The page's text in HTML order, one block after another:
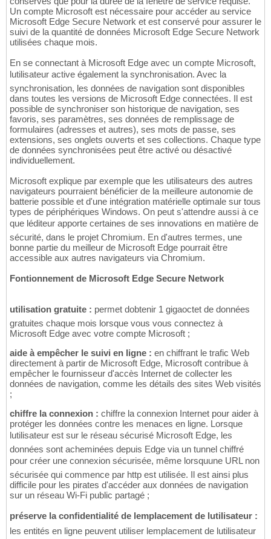
Un compte Microsoft est nécessaire pour accéder au service
Microsoft Edge Secure Network et est conservé pour assurer le
suivi de la quantité de données Microsoft Edge Secure Network
utilisées chaque mois.
En se connectant à Microsoft Edge avec un compte Microsoft,
lutilisateur active également la synchronisation. Avec la
synchronisation, les données de navigation sont disponibles
dans toutes les versions de Microsoft Edge connectées. Il est
possible de synchroniser son historique de navigation, ses
favoris, ses paramètres, ses données de remplissage de
formulaires (adresses et autres), ses mots de passe, ses
extensions, ses onglets ouverts et ses collections. Chaque type
de données synchronisées peut être activé ou désactivé
individuellement.
Microsoft explique par exemple que les utilisateurs des autres
navigateurs pourraient bénéficier de la meilleure autonomie de
batterie possible et d'une intégration matérielle optimale sur tous
types de périphériques Windows. On peut s'attendre aussi à ce
que léditeur apporte certaines de ses innovations en matière de
sécurité, dans le projet Chromium. En d'autres termes, une
bonne partie du meilleur de Microsoft Edge pourrait être
accessible aux autres navigateurs via Chromium.
Fontionnement de Microsoft Edge Secure Network
utilisation gratuite : permet dobtenir 1 gigaoctet de données
gratuites chaque mois lorsque vous vous connectez à
Microsoft Edge avec votre compte Microsoft ;
aide à empêcher le suivi en ligne : en chiffrant le trafic Web
directement à partir de Microsoft Edge, Microsoft contribue à
empêcher le fournisseur d'accès Internet de collecter les
données de navigation, comme les détails des sites Web visités
;
chiffre la connexion : chiffre la connexion Internet pour aider à
protéger les données contre les menaces en ligne. Lorsque
lutilisateur est sur le réseau sécurisé Microsoft Edge, les
données sont acheminées depuis Edge via un tunnel chiffré
pour créer une connexion sécurisée, même lorsquune URL non
sécurisée qui commence par http est utilisée. Il est ainsi plus
difficile pour les pirates d'accéder aux données de navigation
sur un réseau Wi-Fi public partagé ;
préserve la confidentialité de lemplacement de lutilisateur :
les entités en ligne peuvent utiliser lemplacement de lutilisateur